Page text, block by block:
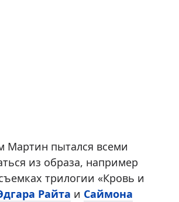
Мартин пытался всеми
из образа, например
трилогии «Кровь и
Райта и Саймона